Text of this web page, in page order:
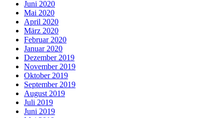
Juni 2020
Mai 2020
April 2020
März 2020
Februar 2020
Januar 2020
Dezember 2019
November 2019
Oktober 2019
September 2019
August 2019
Juli 2019
Juni 2019